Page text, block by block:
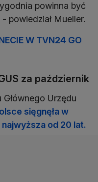
powinna być
powiedział Mueller.
W TVN24 GO
za październik
Urzędu
sięgnęła w
od 20 lat.